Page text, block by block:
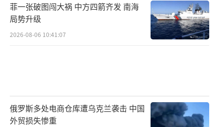
菲一张破图闯大祸 中方四箭齐发 南海
局势升级
2026-08-06 10:41:07
俄罗斯多处电商仓库遭乌克兰袭击 中国
外贸损失惨重